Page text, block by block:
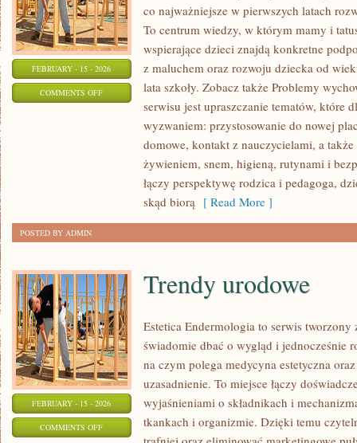
FEBRUARY - 15 - 2026
COMMENTS OFFON
AKTYWNOŚCI
co najważniejsze w pierwszych latach
To centrum wiedzy, w którym mamy i
wspierające dzieci znajdą konkretne
z maluchem oraz rozwoju dziecka od
lata szkoły. Zobacz także Problemy
serwisu jest upraszczanie tematów, które
wyzwaniem: przystosowanie do nowej
domowe, kontakt z nauczycielami, a
żywieniem, snem, higieną, rutynami i
łączy perspektywę rodzica i pedagoga,
skąd biorą [ Read More ]
POSTED BY ADMIN
FEBRUARY - 15 - 2026
COMMENTS OFFON
Trendy urodowe
Estetica Endermologia to serwis
świadomie dbać o wygląd i jednocześnie
na czym polega medycyna estetyczna
uzasadnienie. To miejsce łączy
wyjaśnieniami o składnikach i
tkankach i organizmie. Dzięki temu